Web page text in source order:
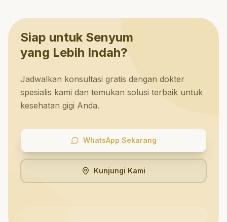
Siap untuk Senyum
yang Lebih Indah?
Jadwalkan konsultasi gratis dengan dokter
spesialis kami dan temukan solusi terbaik untuk
kesehatan gigi Anda.
WhatsApp Sekarang
Kunjungi Kami